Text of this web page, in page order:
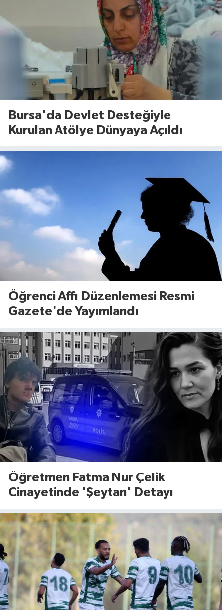
Bursa'da Devlet Desteğiyle
Kurulan Atölye Dünyaya Açıldı
Öğrenci Affı Düzenlemesi Resmi
Gazete'de Yayımlandı
Öğretmen Fatma Nur Çelik
Cinayetinde 'Şeytan' Detayı